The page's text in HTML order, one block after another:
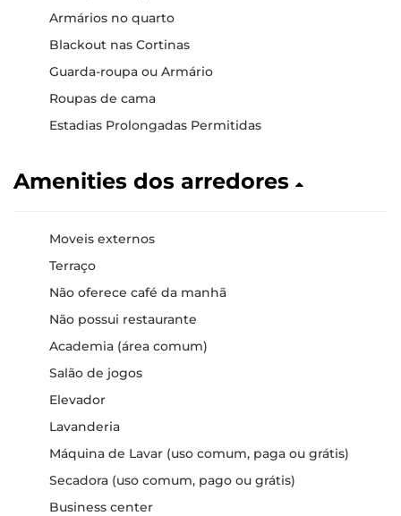
Armários no quarto
Blackout nas Cortinas
Guarda-roupa ou Armário
Roupas de cama
Estadias Prolongadas Permitidas
Amenities dos arredores
Moveis externos
Terraço
Não oferece café da manhã
Não possui restaurante
Academia (área comum)
Salão de jogos
Elevador
Lavanderia
Máquina de Lavar (uso comum, paga ou grátis)
Secadora (uso comum, pago ou grátis)
Business center